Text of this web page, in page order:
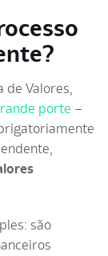
de Valores,
porte –
são